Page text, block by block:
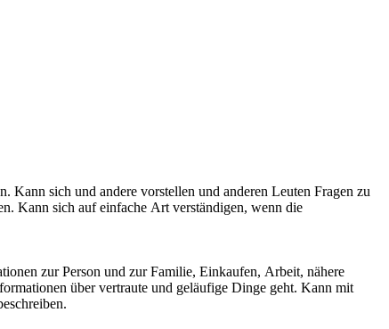
Kann sich und andere vorstellen und anderen Leuten Fragen zu
Kann sich auf einfache Art verständigen, wenn die
zur Person und zur Familie, Einkaufen, Arbeit, nähere
über vertraute und geläufige Dinge geht. Kann mit